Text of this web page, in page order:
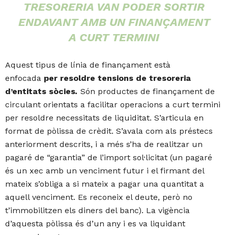
TRESORERIA VAN PODER SORTIR
ENDAVANT AMB UN FINANÇAMENT
A CURT TERMINI
Aquest tipus de línia de finançament està
enfocada per resoldre tensions de tresoreria
d’entitats sòcies. Són productes de finançament de
circulant orientats a facilitar operacions a curt termini
per resoldre necessitats de liquiditat. S’articula en
format de pòlissa de crèdit. S’avala com als préstecs
anteriorment descrits, i a més s’ha de realitzar un
pagaré de “garantia” de l’import sol·licitat (un pagaré
és un xec amb un venciment futur i el firmant del
mateix s’obliga a si mateix a pagar una quantitat a
aquell venciment. Es reconeix el deute, però no
t’immobilitzen els diners del banc). La vigència
d’aquesta pòlissa és d’un any i es va liquidant